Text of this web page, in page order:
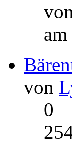
von
von
0